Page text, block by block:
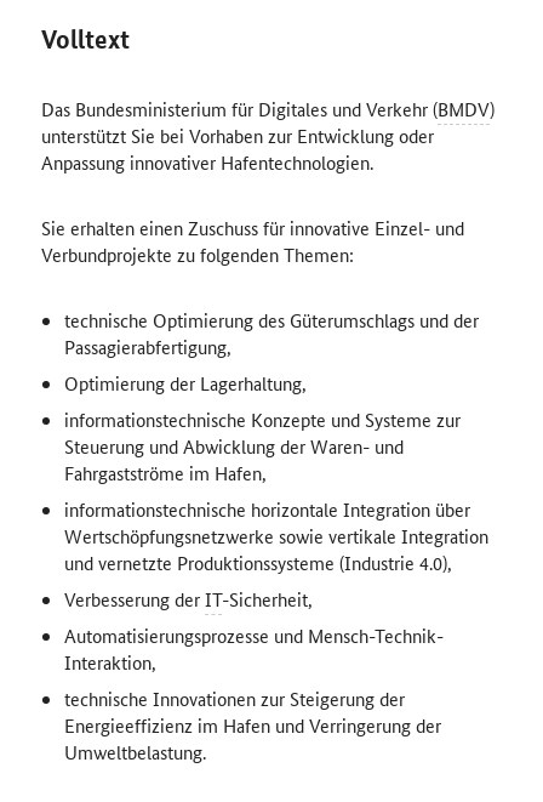
Volltext
Das Bundesministerium für Digitales und Verkehr (BMDV)
unterstützt Sie bei Vorhaben zur Entwicklung oder
Anpassung innovativer Hafentechnologien.
Sie erhalten einen Zuschuss für innovative Einzel- und
Verbundprojekte zu folgenden Themen:
technische Optimierung des Güterumschlags und der
Passagierabfertigung,
Optimierung der Lagerhaltung,
informationstechnische Konzepte und Systeme zur
Steuerung und Abwicklung der Waren- und
Fahrgastströme im Hafen,
informationstechnische horizontale Integration über
Wertschöpfungsnetzwerke sowie vertikale Integration
und vernetzte Produktionssysteme (Industrie 4.0),
Verbesserung derIT-Sicherheit,
Automatisierungsprozesse und Mensch-Technik-
Interaktion,
technische Innovationen zur Steigerung der
Energieeffizienz im Hafen und Verringerung der
Umweltbelastung.